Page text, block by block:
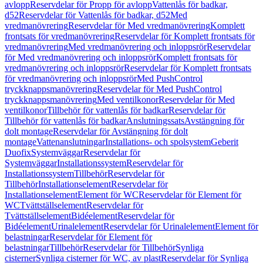
avloppReservdelar för Propp för avloppVattenlås för badkar,
d52Reservdelar för Vattenlås för badkar, d52Med
vredmanövreringReservdelar för Med vredmanövreringKomplett
frontsats för vredmanövreringReservdelar för Komplett frontsats för
vredmanövreringMed vredmanövrering och inloppsrörReservdelar
för Med vredmanövrering och inloppsrörKomplett frontsats för
vredmanövrering och inloppsrörReservdelar för Komplett frontsats
för vredmanövrering och inloppsrörMed PushControl
tryckknappsmanövreringReservdelar för Med PushControl
tryckknappsmanövreringMed ventilkonorReservdelar för Med
ventilkonorTillbehör för vattenlås för badkarReservdelar för
Tillbehör för vattenlås för badkarAnslutningssatsAvstängning för
dolt montageReservdelar för Avstängning för dolt
montageVattenanslutningarInstallations- och spolsystemGeberit
DuofixSystemväggarReservdelar för
SystemväggarInstallationssystemReservdelar för
InstallationssystemTillbehörReservdelar för
TillbehörInstallationselementReservdelar för
InstallationselementElement för WCReservdelar för Element för
WCTvättställselementReservdelar för
TvättställselementBidéelementReservdelar för
BidéelementUrinalelementReservdelar för UrinalelementElement för
belastningarReservdelar för Element för
belastningarTillbehörReservdelar för TillbehörSynliga
cisternerSynliga cisterner för WC, av plastReservdelar för Synliga